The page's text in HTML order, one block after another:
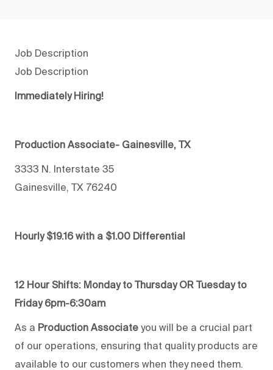
Job Description
Job Description
Immediately Hiring!
Production Associate- Gainesville, TX
3333 N. Interstate 35
Gainesville, TX 76240
Hourly $19.16 with a $1.00 Differential
12 Hour Shifts: Monday to Thursday OR Tuesday to
Friday 6pm-6:30am
As a Production Associate you will be a crucial part
of our operations, ensuring that quality products are
available to our customers when they need them.